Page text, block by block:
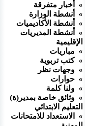
» أخبار متفرقة
» أنشطة الوزارة
» أنشطة الأكاديميات
» أنشطة المديريات
الإقليمية
» مباريات
» كتب تربوية
» وجهات نظر
» حوارات
» ولنا كلمة
» وثائق خاصة بمدير(ة)
التعليم الابتدائي
» الاستعداد للامتحانات